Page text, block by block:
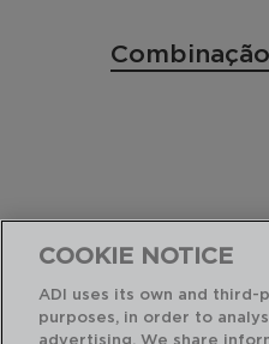
COOKIE NOTICE
ADI uses its own and
purposes, in order to